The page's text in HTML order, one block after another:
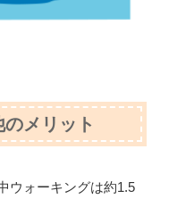
メリット
ウォーキングは約1.5